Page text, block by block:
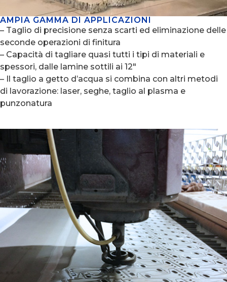
AMPIA GAMMA DI APPLICAZIONI
– Taglio di precisione senza scarti ed eliminazione delle
seconde operazioni di finitura
– Capacità di tagliare quasi tutti i tipi di materiali e
spessori, dalle lamine sottili ai 12″
– Il taglio a getto d’acqua si combina con altri metodi
di lavorazione: laser, seghe, taglio al plasma e
punzonatura